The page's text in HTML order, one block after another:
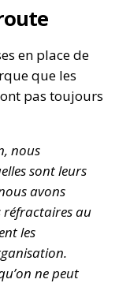
en place de
que les
pas toujours
nous
sont leurs
avons
réfractaires au
les
ne peut